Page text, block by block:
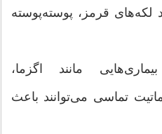
لکه‌های قرمز، پوسته‌پوسته
مانند اگزما،
تماسی می‌توانند باعث